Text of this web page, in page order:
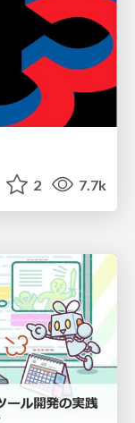
2 7.7k